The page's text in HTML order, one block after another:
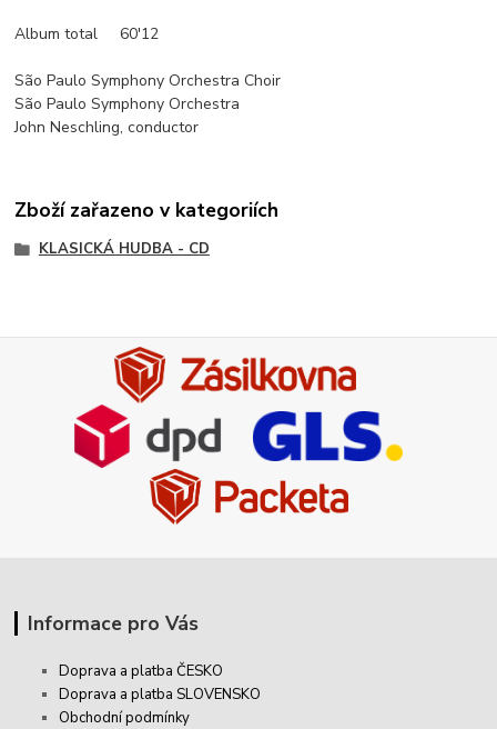
Album total 60'12
São Paulo Symphony Orchestra Choir
São Paulo Symphony Orchestra
John Neschling, conductor
Zboží zařazeno v kategoriích
KLASICKÁ HUDBA - CD
Informace pro Vás
Doprava a platba ČESKO
Doprava a platba SLOVENSKO
Obchodní podmínky